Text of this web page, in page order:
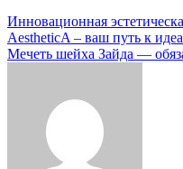
Навигация
по
Инновационная
AestheticA – ваш путь к
Мечеть шейха Зайда —